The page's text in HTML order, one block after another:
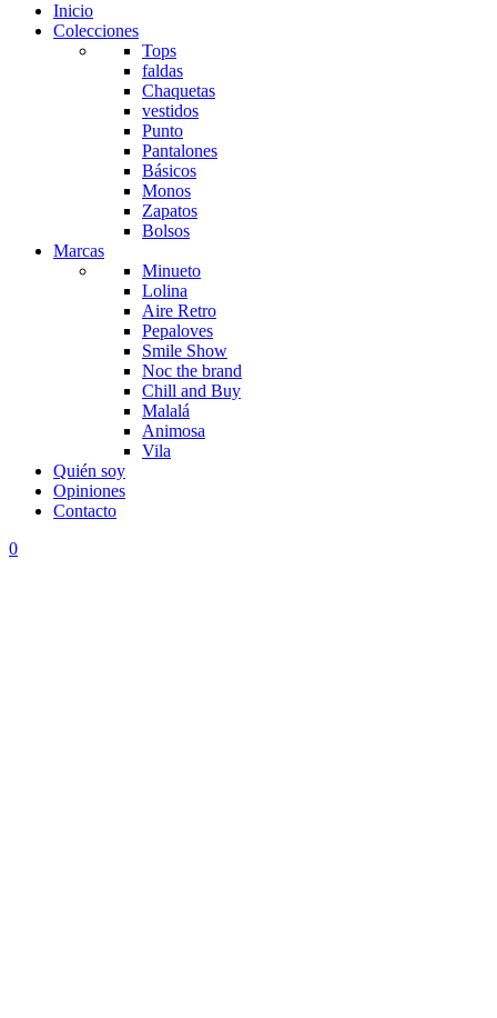
Inicio
Colecciones
Tops
faldas
Chaquetas
vestidos
Punto
Pantalones
Básicos
Monos
Zapatos
Bolsos
Marcas
Minueto
Lolina
Aire Retro
Pepaloves
Smile Show
Noc the brand
Chill and Buy
Malalá
Animosa
Vila
Quién soy
Opiniones
Contacto
0